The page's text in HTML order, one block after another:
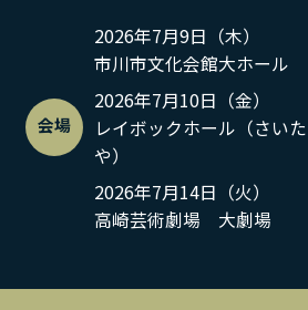
会場
2026年7月9日（木）
市川市文化会館大ホール
2026年7月10日（金）
レイボックホール（さい
や）
2026年7月14日（火）
高崎芸術劇場 大劇場